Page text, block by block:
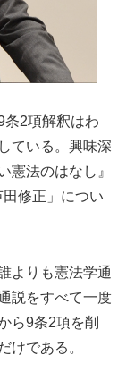
条2項解釈はわ
ている。興味深
憲法のはなし』
修正」につい
よりも憲法学通
説をすべて一度
ら9条2項を削
けである。